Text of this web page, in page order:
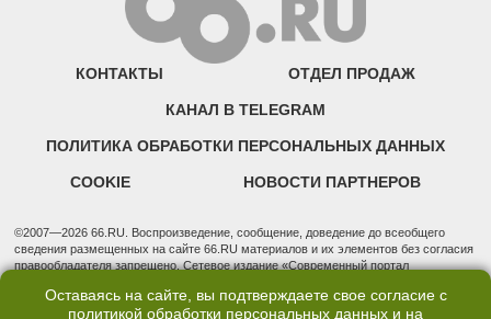
КОНТАКТЫ ОТДЕЛ ПРОДАЖ
КАНАЛ В TELEGRAM
ПОЛИТИКА ОБРАБОТКИ ПЕРСОНАЛЬНЫХ ДАННЫХ
COOKIE НОВОСТИ ПАРТНЕРОВ
©2007—2026 66.RU. Воспроизведение, сообщение, доведение до всеобщего
сведения размещенных на сайте 66.RU материалов и их элементов без согласия
правообладателя запрещено. Сетевое издание «Современный портал
надзору в сфере связи, информационных технологий и массовых коммуникаций
(Роскомнадзор). Регистрационный номер ЭЛ № ФС 77 - 76634 от 02.09.2019
Оставаясь на сайте, вы подтверждаете свое согласие с
политикой обработки персональных данных и на